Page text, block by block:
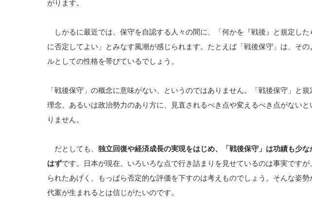
がります。
しかるに最近では、保守を自認する人々の間に、「何かを『戦後』と規定した
に否定してよい」とみなす風潮が感じられます。たとえば「戦後保守」は、その
ルとしての性格を帯びているでしょう。
「戦後保守」の概念に意味がない、というのではありません。「戦後保守」と
理念、あるいは政治勢力のあり方に、見直されるべき点や変えるべき点がないと
りません。
だとしても、 独立回復や経済成長の実現をはじめ、「戦後保守」は功績も少な
はずです。日本が現在、いろいろな点で行き詰まりを見せているのは事実ですが
られたあげく、もっぱら否定的な評価を下すのは考えものでしょう。そんな姿勢
代案が生まれるとは信じがたいのです。